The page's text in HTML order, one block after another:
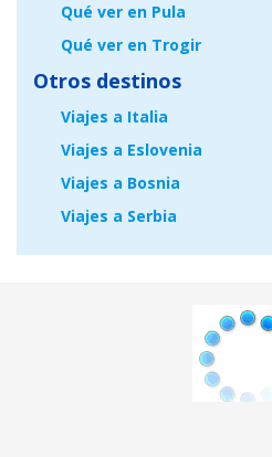
Qué ver en Pula
Qué ver en Trogir
Otros destinos
Viajes a Italia
Viajes a Eslovenia
Viajes a Bosnia
Viajes a Serbia